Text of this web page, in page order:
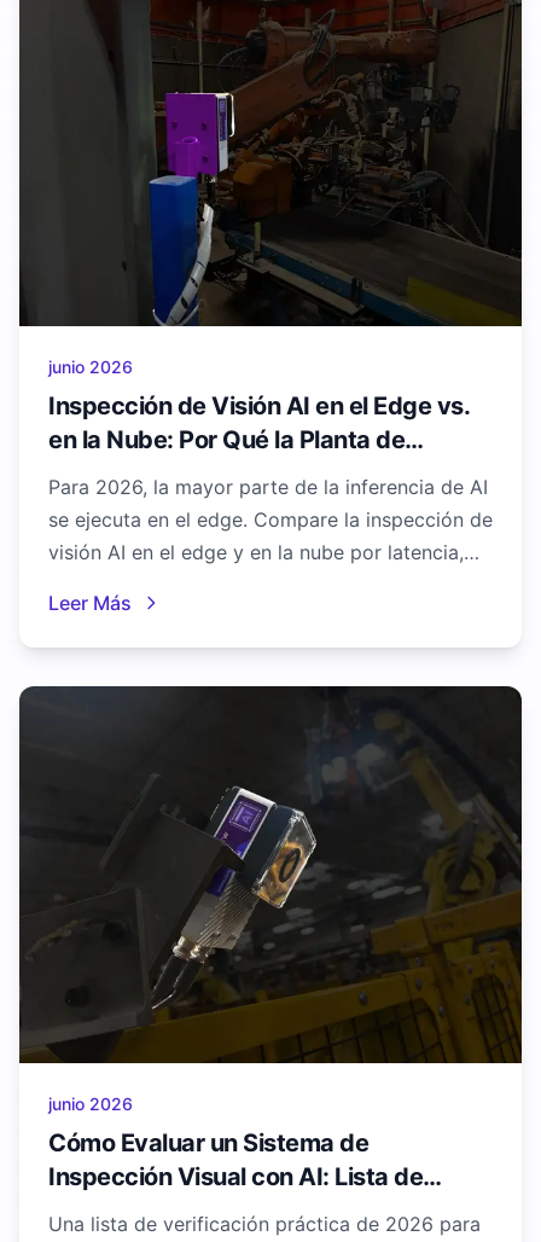
junio 2026
Inspección de Visión AI en el Edge vs.
en la Nube: Por Qué la Planta de
Producción Se Vuelve Local
Para 2026, la mayor parte de la inferencia de AI
se ejecuta en el edge. Compare la inspección de
visión AI en el edge y en la nube por latencia,
manufactura.
Leer Más
junio 2026
Cómo Evaluar un Sistema de
Inspección Visual con AI: Lista de
Verificación para el Comprador
Una lista de verificación práctica de 2026 para